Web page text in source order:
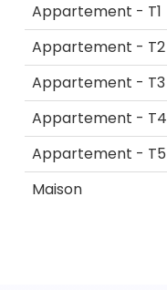
Appartement - T1
Appartement - T2
Appartement - T3
Appartement - T4
Appartement - T5
Maison